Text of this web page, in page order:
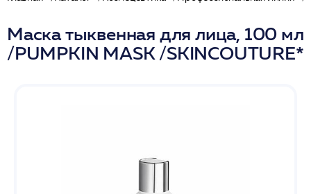
Маска тыквенная для лица, 100 мл
/PUMPKIN MASK /SKINCOUTURE*